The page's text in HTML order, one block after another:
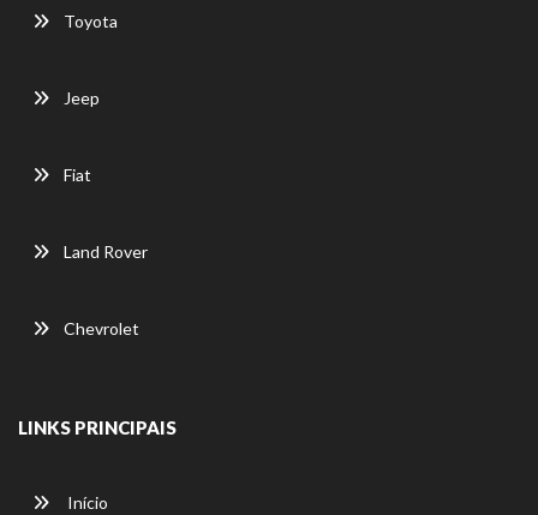
Toyota
Jeep
Fiat
Land Rover
Chevrolet
LINKS PRINCIPAIS
Início